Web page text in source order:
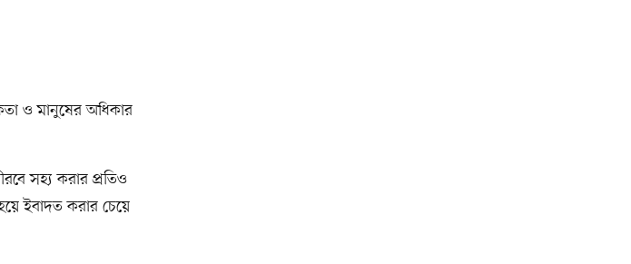
ও মানুষের অধিকার
সহ্য করার প্রতিও
ইবাদত করার চেয়ে